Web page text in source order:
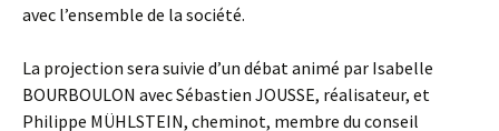
avec l’ensemble de la société.
La projection sera suivie d’un débat animé par Isabelle
BOURBOULON avec Sébastien JOUSSE, réalisateur, et
Philippe MÜHLSTEIN, cheminot, membre du conseil